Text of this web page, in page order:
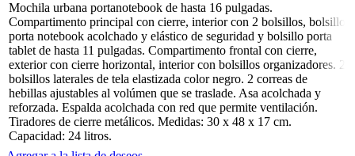
Mochila urbana portanotebook de hasta 16 pulgadas.
Compartimento principal con cierre, interior con 2 bolsillos, bolsillo
porta notebook acolchado y elástico de seguridad y bolsillo porta
tablet de hasta 11 pulgadas. Compartimento frontal con cierre,
exterior con cierre horizontal, interior con bolsillos organizadores. 2
bolsillos laterales de tela elastizada color negro. 2 correas de
hebillas ajustables al volúmen que se traslade. Asa acolchada y
reforzada. Espalda acolchada con red que permite ventilación.
Tiradores de cierre metálicos. Medidas: 30 x 48 x 17 cm.
Capacidad: 24 litros.